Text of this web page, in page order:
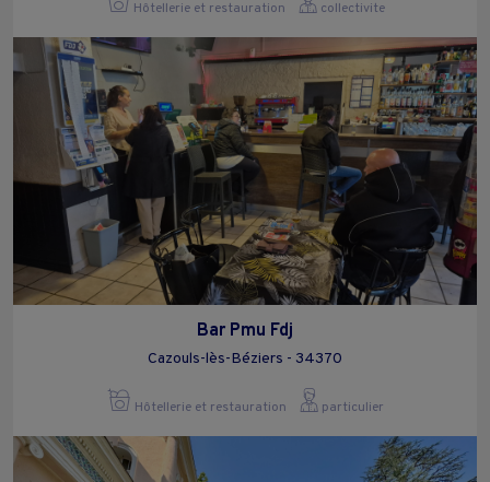
Hôtellerie et restauration collectivite
Bar Pmu Fdj
Cazouls-lès-Béziers - 34370
Hôtellerie et restauration particulier